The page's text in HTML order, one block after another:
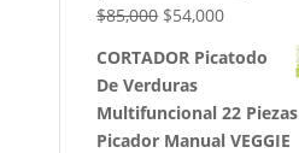
$85,000 El
original
era:
$85,000.
$54,000El
actual
$54,000.
CORTADOR Picatodo
De Verduras
Multifuncional 22 Piezas
Picador Manual VEGGIE